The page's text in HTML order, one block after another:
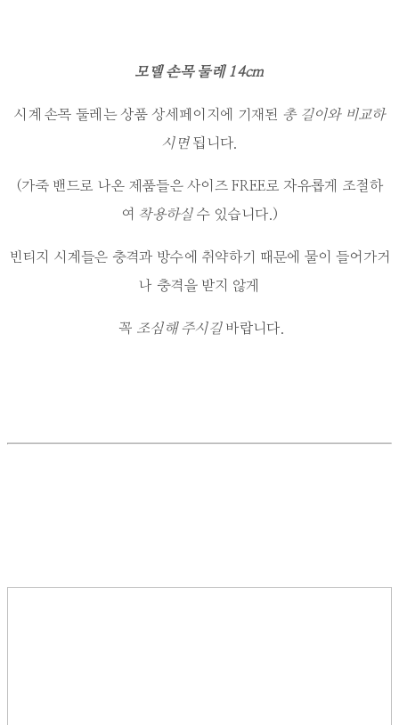
모델 손목 둘레 14cm
시계 손목 둘레는 상품 상세페이지에 기재된 총 길이와 비교하
시면됩니다.
(가죽 밴드로 나온 제품들은 사이즈 FREE로 자유롭게 조절하
여 착용하실수 있습니다.)
빈티지 시계들은 충격과 방수에 취약하기 때문에 물이 들어가거
나 충격을 받지 않게
꼭 조심해 주시길바랍니다.